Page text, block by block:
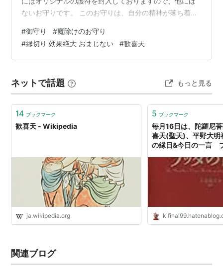
ないお守りです。 このお守りは、自分の精神が落ち着
た。というのも、職場のトラブルで人間関係に恐怖心を
持たれている方のご祈祷に際し、このお守りを授与しま
した。 家を出るのもとても怖く長く人と接することをさ
ではご友人とランチなどにお出かけができるほどになっ
たそうです。 もちろん浴油祈祷による歓喜天のお…
#御守り #魔除けのお守り
#縁切り 効果絶大 おまじない #歓喜天
ネットで話題 もっと見る
14 ブックマーク
歓喜天 - Wikipedia
ja.wikipedia.org
5 ブックマーク
毎月16日は、陀羅尼
喜天(聖天)、平野大明
の縁日&今日の一言
関連ブログ